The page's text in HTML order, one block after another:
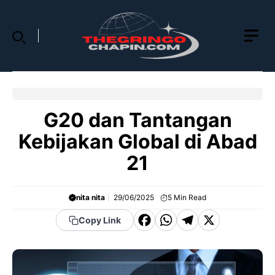
content
G20 dan Tantangan
Kebijakan Global di Abad
21
nita nita 29/06/2025 5 Min Read
Copy Link
F
c
W
a
T
e
X